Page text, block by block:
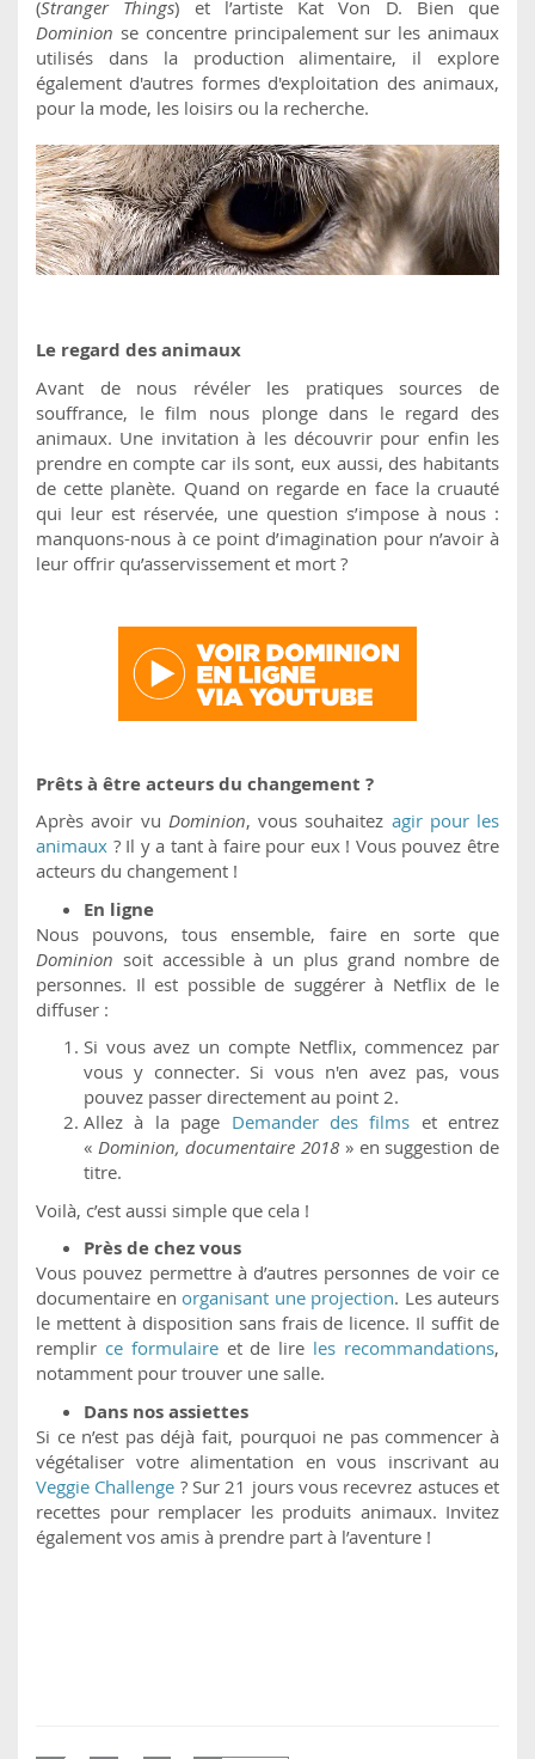
(Stranger Things) et l’artiste Kat Von D. Bien que
Dominion se concentre principalement sur les animaux
utilisés dans la production alimentaire, il explore
également d'autres formes d'exploitation des animaux,
pour la mode, les loisirs ou la recherche.
Le regard des animaux
Avant de nous révéler les pratiques sources de
souffrance, le film nous plonge dans le regard des
animaux. Une invitation à les découvrir pour enfin les
prendre en compte car ils sont, eux aussi, des habitants
de cette planète. Quand on regarde en face la cruauté
qui leur est réservée, une question s’impose à nous :
manquons-nous à ce point d’imagination pour n’avoir à
leur offrir qu’asservissement et mort ?
Prêts à être acteurs du changement ?
Après avoir vu Dominion, vous souhaitez agir pour les
animaux ? Il y a tant à faire pour eux ! Vous pouvez être
acteurs du changement !
En ligne
Nous pouvons, tous ensemble, faire en sorte que
Dominion soit accessible à un plus grand nombre de
personnes. Il est possible de suggérer à Netflix de le
diffuser :
Si vous avez un compte Netflix, commencez par
vous y connecter. Si vous n'en avez pas, vous
pouvez passer directement au point 2.
Allez à la page Demander des films et entrez
« Dominion, documentaire 2018 » en suggestion de
titre.
Voilà, c’est aussi simple que cela !
Près de chez vous
Vous pouvez permettre à d’autres personnes de voir ce
documentaire en organisant une projection. Les auteurs
le mettent à disposition sans frais de licence. Il suffit de
remplir ce formulaireet de lire les recommandations,
notamment pour trouver une salle.
Dans nos assiettes
Si ce n’est pas déjà fait, pourquoi ne pas commencer à
végétaliser votre alimentation en vous inscrivant au
Veggie Challenge ? Sur 21 jours vous recevrez astuces et
recettes pour remplacer les produits animaux. Invitez
également vos amis à prendre part à l’aventure !